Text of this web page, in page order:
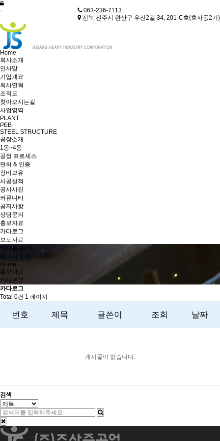
063-236-7113
전북 전주시 완산구 우전2길 34, 201-C호(효자동2가)
Home
회사소개
인사말
기업개요
회사연혁
조직도
찾아오시는길
사업영역
PLANT
PEB
STEEL STRUCTURE
공장소개
1동~4동
공정 프로세스
면허 & 인증
장비보유
시공실적
공사사진
커뮤니티
공지사항
상담문의
홍보자료
카다로그
보도자료
카다로그
페이지 위치 :
Home
홍보자료
카다로그
카다로그
Total 0건 1 페이지
번호 제목 글쓴이 조회 날짜
게시물이 없습니다.
검색